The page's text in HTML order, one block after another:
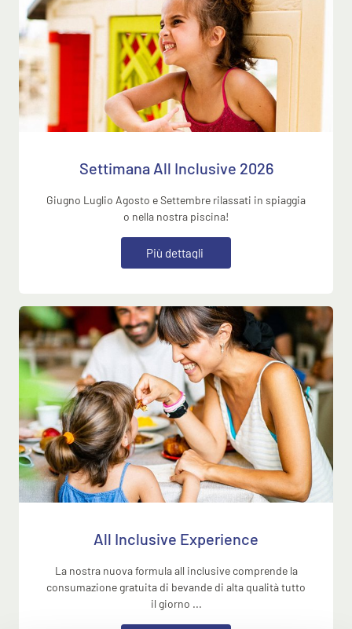
Settimana All Inclusive 2026
Giugno Luglio Agosto e Settembre rilassati in spiaggia
o nella nostra piscina!
Più dettagli
All Inclusive Experience
La nostra nuova formula all inclusive comprende la
consumazione gratuita di bevande di alta qualità tutto
il giorno ...